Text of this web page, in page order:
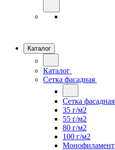
Каталог
Каталог
Сетка фасадная
Сетка фасадная
35 г/м2
55 г/м2
80 г/м2
100 г/м2
Монофиламент